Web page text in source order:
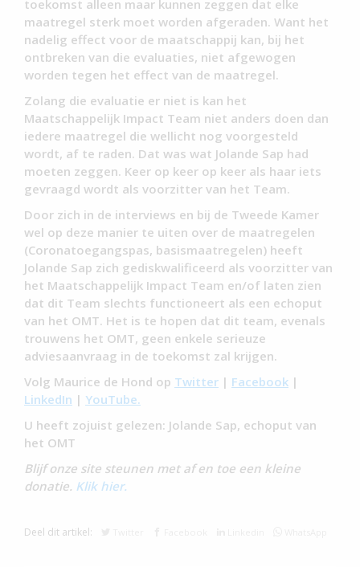
toekomst alleen maar kunnen zeggen dat elke
maatregel sterk moet worden afgeraden. Want het
nadelig effect voor de maatschappij kan, bij het
ontbreken van die evaluaties, niet afgewogen
worden tegen het effect van de maatregel.
Zolang die evaluatie er niet is kan het
Maatschappelijk Impact Team niet anders doen dan
iedere maatregel die wellicht nog voorgesteld
wordt, af te raden. Dat was wat Jolande Sap had
moeten zeggen. Keer op keer op keer als haar iets
gevraagd wordt als voorzitter van het Team.
Door zich in de interviews en bij de Tweede Kamer
wel op deze manier te uiten over de maatregelen
(Coronatoegangspas, basismaatregelen) heeft
Jolande Sap zich gediskwalificeerd als voorzitter van
het Maatschappelijk Impact Team en/of laten zien
dat dit Team slechts functioneert als een echoput
van het OMT. Het is te hopen dat dit team, evenals
trouwens het OMT, geen enkele serieuze
adviesaanvraag in de toekomst zal krijgen.
Volg Maurice de Hond op Twitter | Facebook |
LinkedIn | YouTube.
U heeft zojuist gelezen: Jolande Sap, echoput van
het OMT
Blijf onze site steunen met af en toe een kleine
donatie. Klik hier.
Deel dit artikel: